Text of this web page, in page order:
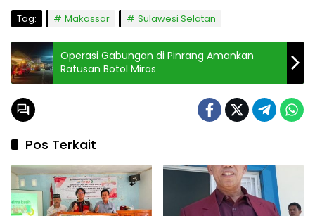
Tag: Makassar Sulawesi Selatan
Operasi Gabungan di Pinrang Amankan
Ratusan Botol Miras
Pos Terkait